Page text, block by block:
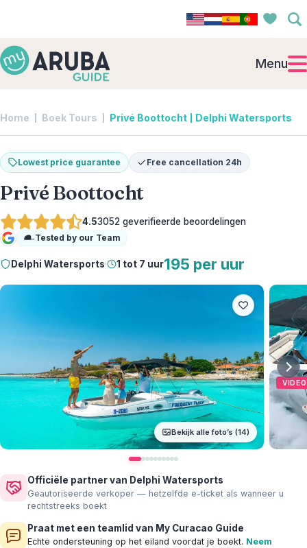
Menu
Home Boek Tours Privé Boottocht | Delphi Watersports
Lowest price guarantee Free cancellation 24h
Privé Boottocht
4.53052 geverifieerde beoordelingen
Google
Tested by our Team
Delphi Watersports· 1 tot 7 uur195 per uur
Bekijk alle foto’s (14)
VIDEO
Officiële partner van Delphi Watersports
Geautoriseerde verkoper — hetzelfde e-ticket als wanneer u
rechtstreeks boekt
Praat met een teamlid van My Curacao Guide
Echte ondersteuning op het eiland voordat je boekt. Neem